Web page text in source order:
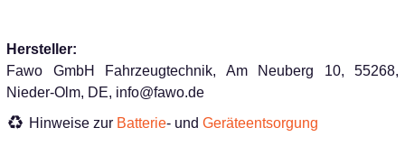
Hersteller:
Fawo GmbH Fahrzeugtechnik, Am Neuberg 10, 55268,
Nieder-Olm, DE, info@fawo.de
Hinweise zur Batterie- und Geräteentsorgung